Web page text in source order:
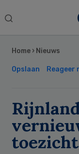
Search
Home › Nieuws
Opslaan Reageer
toezicht
Sidebar